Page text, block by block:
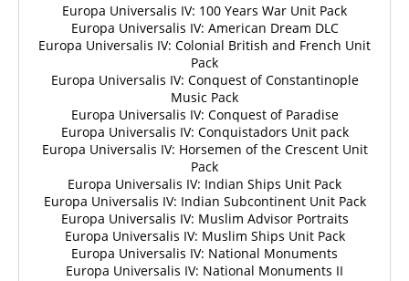
Europa Universalis IV: 100 Years War Unit Pack
Europa Universalis IV: American Dream DLC
Europa Universalis IV: Colonial British and French Unit
Pack
Europa Universalis IV: Conquest of Constantinople
Music Pack
Europa Universalis IV: Conquest of Paradise
Europa Universalis IV: Conquistadors Unit pack
Europa Universalis IV: Horsemen of the Crescent Unit
Pack
Europa Universalis IV: Indian Ships Unit Pack
Europa Universalis IV: Indian Subcontinent Unit Pack
Europa Universalis IV: Muslim Advisor Portraits
Europa Universalis IV: Muslim Ships Unit Pack
Europa Universalis IV: National Monuments
Europa Universalis IV: National Monuments II